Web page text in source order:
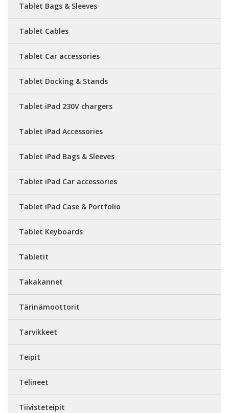
Tablet Bags & Sleeves
Tablet Cables
Tablet Car accessories
Tablet Docking & Stands
Tablet iPad 230V chargers
Tablet iPad Accessories
Tablet iPad Bags & Sleeves
Tablet iPad Car accessories
Tablet iPad Case & Portfolio
Tablet Keyboards
Tabletit
Takakannet
Tärinämoottorit
Tarvikkeet
Teipit
Telineet
Tiivisteteipit